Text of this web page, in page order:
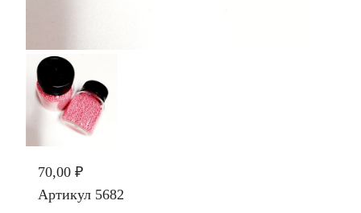
70,00 ₽
Артикул 5682